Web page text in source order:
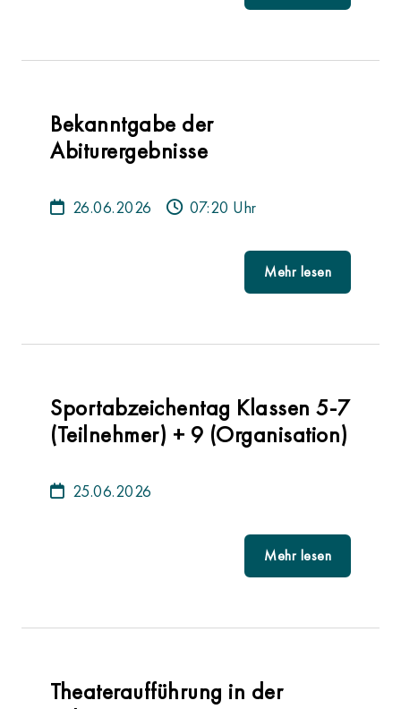
Bekanntgabe der
Abiturergebnisse
26.06.2026 07:20 Uhr
Mehr lesen
Sportabzeichentag Klassen 5-7
(Teilnehmer) + 9 (Organisation)
25.06.2026
Mehr lesen
Theateraufführung in der